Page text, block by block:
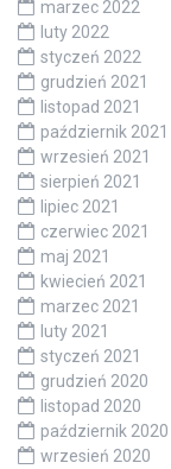
marzec 2022
luty 2022
styczeń 2022
grudzień 2021
listopad 2021
październik 2021
wrzesień 2021
sierpień 2021
lipiec 2021
czerwiec 2021
maj 2021
kwiecień 2021
marzec 2021
luty 2021
styczeń 2021
grudzień 2020
listopad 2020
październik 2020
wrzesień 2020